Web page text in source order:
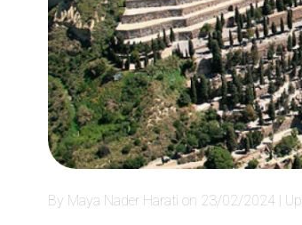
By Maya Nader Harati on 23/02/2024 |